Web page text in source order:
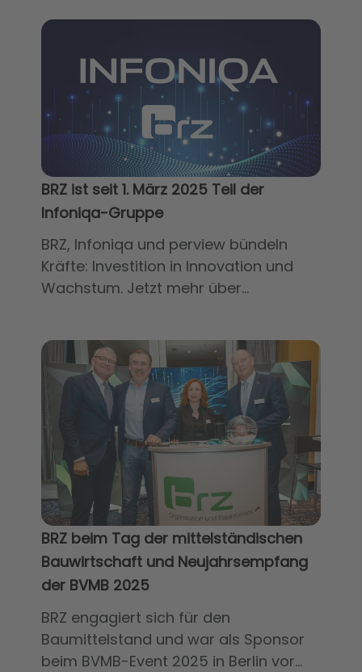
BRZ ist seit 1. März 2025 Teil der
Infoniqa-Gruppe
BRZ, Infoniqa und perview bündeln
Kräfte: Investition in Innovation und
Wachstum. Jetzt mehr über...
BRZ beim Tag der mittelständischen
Bauwirtschaft und Neujahrsempfang
der BVMB 2025
BRZ engagiert sich für den
Baumittelstand und war als Sponsor
beim BVMB-Event 2025 in Berlin vor...